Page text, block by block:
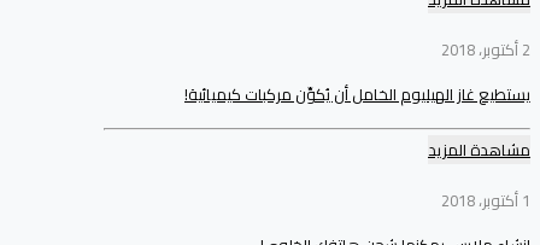
2 أكتوبر، 2018
يستطيع غاز الهيليوم الخامل أن يُكوِّن مركبات كيميائية!
مشاهدة المزيد
1 أكتوبر، 2018